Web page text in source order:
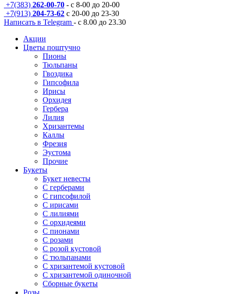
+7(383) 262-00-70 - с 8-00 до 20-00
+7(913) 204-73-62 с 20-00 до 23-30
Написать в Telegram - с 8.00 до 23.30
Акции
Цветы поштучно
Пионы
Тюльпаны
Гвоздика
Гипсофила
Ирисы
Орхидея
Гербера
Лилия
Хризантемы
Каллы
Фрезия
Эустома
Прочие
Букеты
Букет невесты
С герберами
С гипсофилой
С ирисами
С лилиями
С орхидеями
С пионами
С розами
С розой кустовой
С тюльпанами
С хризантемой кустовой
С хризантемой одиночной
Сборные букеты